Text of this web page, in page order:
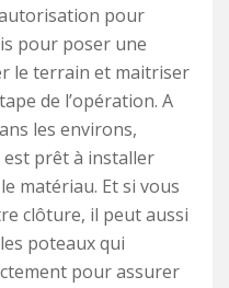
pour
pour poser une
le terrain et maitriser
de l’opération. A
les environs,
est prêt à installer
matériau. Et si vous
clôture, il peut aussi
poteaux qui
pour assurer